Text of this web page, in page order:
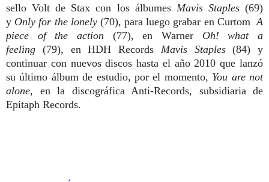
sello Volt de Staxcon los álbumes Mavis Staples(69)
y Only for the lonely (70), para luego grabar en CurtomA
piece of the action (77), en Warner Oh! what a
feeling (79), en HDH Records Mavis Staples(84) y
continuar con nuevos discos hasta el año 2010 que lanzó
su último álbum de estudio, por el momento, You are not
alone, en la discográfica Anti-Records, subsidiaria de
Epitaph Records.